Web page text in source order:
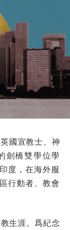
國宣教士、神
劍橋雙學位學
度，在海外服
行動者、教會
生涯。爲紀念